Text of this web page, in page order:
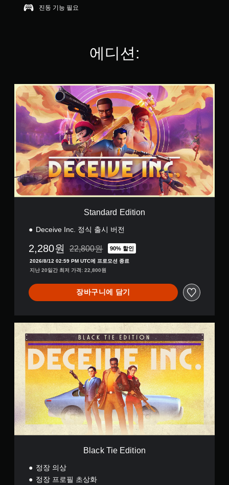
진동 기능 필요
에디션:
S
t
a
r
d
E
d
t
i
Standard Edition
Deceive Inc. 정식 출시 버전
2,280원 22,800원의 원래 가격에서 할인됨
22,800원 90% 할인
2026/8/12 02:59 PM UTC에 프로모션 종료
지난 20일간 최저 가격: 22,800원
장바구니에 담기
l
k
d
i
t
i
Black Tie Edition
정장 의상
정장 프로필 초상화